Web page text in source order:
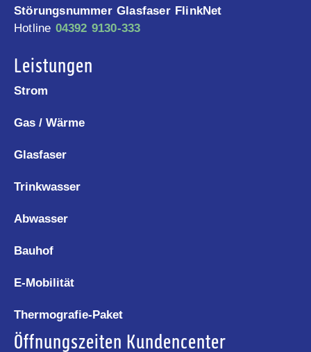
Störungsnummer Glasfaser FlinkNet
Hotline 04392 9130-333
Leistungen
Strom
Gas / Wärme
Glasfaser
Trinkwasser
Abwasser
Bauhof
E-Mobilität
Thermografie-Paket
Öffnungszeiten Kundencenter